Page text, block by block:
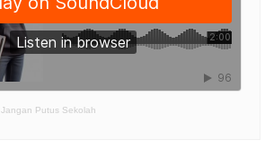
Jangan Putus Sekolah